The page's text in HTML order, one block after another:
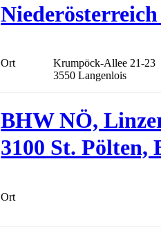
Niederösterreich
Ort
Krumpöck-Allee 21-23
3550 Langenlois
BHW NÖ,
3100 St. Pölten,
Ort